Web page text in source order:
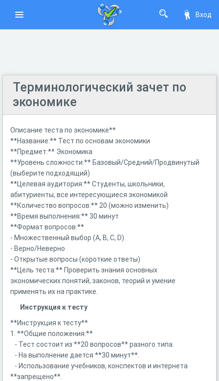
Вход
Терминологический зачет по
экономике
Описание теста по экономике**
**Название:** Тест по основам экономики
**Предмет:** Экономика
**Уровень сложности:** Базовый/Средний/Продвинутый
(выберите подходящий)
**Целевая аудитория:** Студенты, школьники,
абитуриенты, все интересующиеся экономикой
**Количество вопросов:** 20 (можно изменить)
**Время выполнения:** 30 минут
**Формат вопросов:**
- Множественный выбор (A, B, C, D)
- Верно/Неверно
- Открытые вопросы (короткие ответы)
**Цель теста:** Проверить знания основных
экономических понятий, законов, теорий и умение
применять их на практике.
Инструкция к тесту
**Инструкция к тесту**
1. **Общие положения:**
- Тест состоит из **20 вопросов** разного типа.
- На выполнение дается **30 минут**.
- Использование учебников, конспектов и интернета
**запрещено**.